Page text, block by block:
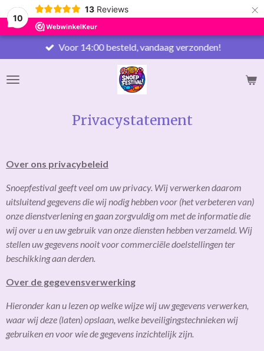
10
13 Reviews ×
Voor 14:00 besteld, vandaag verzonden!
Privacystatement
Over ons privacybeleid
Snoepfestival geeft veel om uw privacy. Wij verwerken daarom
uitsluitend gegevens die wij nodig hebben voor (het verbeteren van)
onze dienstverlening en gaan zorgvuldig om met de informatie die
wij over u en uw gebruik van onze diensten hebben verzameld. Wij
stellen uw gegevens nooit voor commerciële doelstellingen ter
beschikking aan derden.
Over de gegevensverwerking
Hieronder kan u lezen op welke wijze wij uw gegevens verwerken,
waar wij deze (laten) opslaan, welke beveiligingstechnieken wij
gebruiken en voor wie de gegevens inzichtelijk zijn.